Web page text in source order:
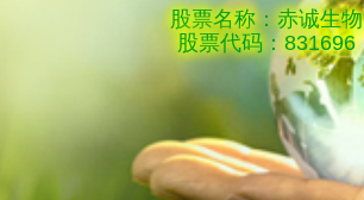
股票名称：赤诚生物
股票代码：831696